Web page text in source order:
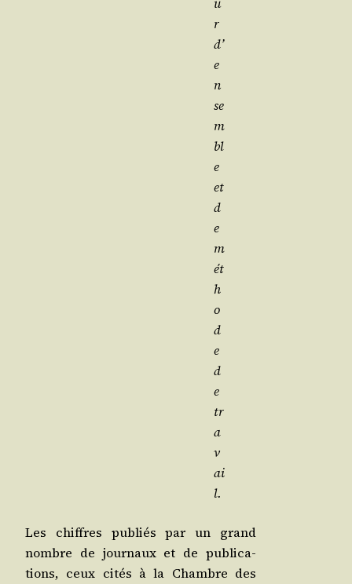
r
d’
e
n
se
m
bl
e
et
d
e
m
ét
h
o
d
e
d
e
tr
a
v
ai
l.
Les chiffres publiés par un grand
nombre de jour­naux et de publi­ca­
tions, ceux cités à la Chambre des